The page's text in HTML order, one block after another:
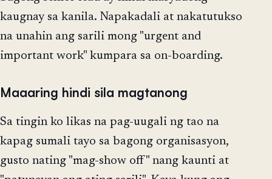
kaugnay sa kanila. Napakadali at nakatutukso
na unahin ang sarili mong "urgent and
important work" kumpara sa on-boarding.
Maaaring hindi sila magtanong
Sa tingin ko likas na pag-uugali ng tao na
kapag sumali tayo sa bagong organisasyon,
gusto nating "mag-show off" nang kaunti at